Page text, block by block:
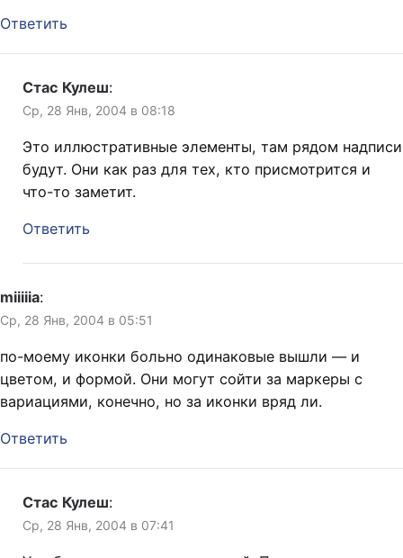
Ответить
Стас Кулеш:
Ср, 28 Янв, 2004 в 08:18
Это иллюстративные элементы, там рядом надписи
будут. Они как раз для тех, кто присмотрится и
что-то заметит.
Ответить
miiiiia:
Ср, 28 Янв, 2004 в 05:51
по-моему иконки больно одинаковые вышли — и
цветом, и формой. Они могут сойти за маркеры с
вариациями, конечно, но за иконки вряд ли.
Ответить
Стас Кулеш:
Ср, 28 Янв, 2004 в 07:41